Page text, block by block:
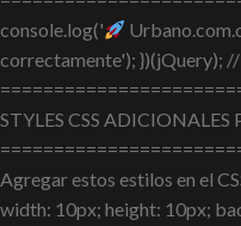
console.log('
correctamente'); })(jQuery); //
STYLES CSS ADICIONALES
Agregar estos estilos en el
width: 10px; height: 10px;